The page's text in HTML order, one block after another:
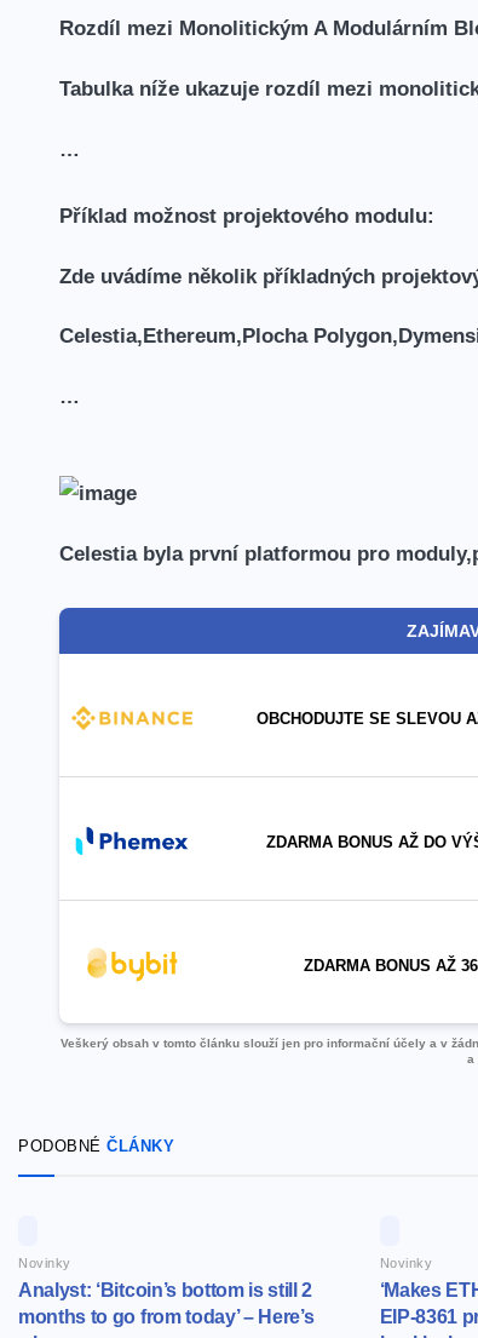
Rozdíl mezi Monolitickým A Modulárním
Tabulka níže ukazuje rozdíl ⁣mezi
Příklad možnost projektového modulu:
Zde uvádíme několik příkladných
Celestia,Ethereum,Plocha
…
Celestia byla první platformou ‍pro
OBCHODUJTE SE SLEVOU
ZDARMA BONUS AŽ DO
ZDARMA BONUS AŽ
Veškerý obsah v tomto článku slouží jen pro informační účely a v
a
PODOBNÉ ČLÁNKY
Novinky
Analyst: ‘Bitcoin’s bottom is still 2
months to go from today’ – Here’s
Novinky
‘Makes
EIP-8361